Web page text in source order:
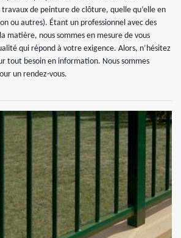
de peinture de clôture, quelle qu’elle en
ou autres). Étant un professionnel avec des
matière, nous sommes en mesure de vous
qui répond à votre exigence. Alors, n’hésitez
tout besoin en information. Nous sommes
un rendez-vous.